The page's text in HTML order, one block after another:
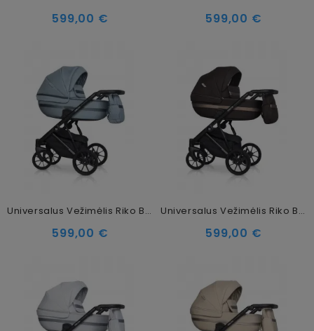
599,00 € 599,00 €
Universalus Vežimėlis Riko Basic Delta 2in1, 02 Ocean
599,00 €
Universalus Vežimėlis Riko Basic Delta 2in1, 04 Chocolate
599,00 €